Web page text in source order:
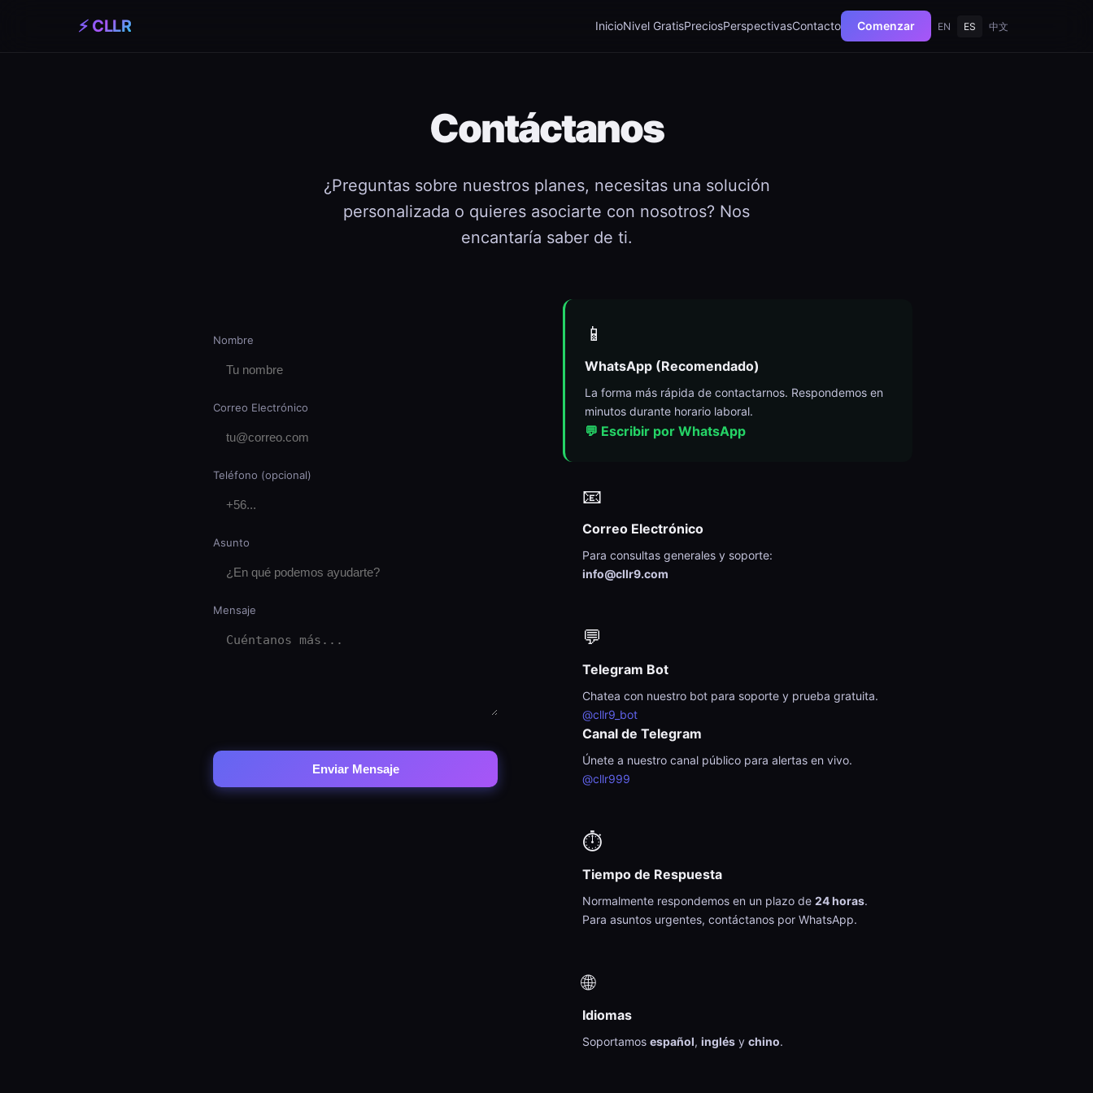
⚡ CLLR InicioNivel GratisPreciosPerspectivasContacto Comenzar EN ES 中文
Contáctanos
¿Preguntas sobre nuestros planes, necesitas una solución
personalizada o quieres asociarte con nosotros? Nos
encantaría saber de ti.
Nombre
Correo Electrónico
Teléfono (opcional)
Asunto
Mensaje
Enviar Mensaje
📱
WhatsApp (Recomendado)
La forma más rápida de contactarnos. Respondemos en
minutos durante horario laboral.
💬 Escribir por WhatsApp
📧
Correo Electrónico
Para consultas generales y soporte:
info@cllr9.com
💬
Telegram Bot
Chatea con nuestro bot para soporte y prueba gratuita.
@cllr9_bot
Canal de Telegram
Únete a nuestro canal público para alertas en vivo.
@cllr999
⏱️
Tiempo de Respuesta
Normalmente respondemos en un plazo de 24 horas.
Para asuntos urgentes, contáctanos por WhatsApp.
🌐
Idiomas
Soportamos español, inglés y chino.